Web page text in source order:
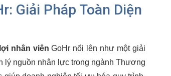
Giải Pháp Toàn Diện
nhân viên GoHr nổi lên như một giải
lý nguồn nhân lực trong ngành Thương